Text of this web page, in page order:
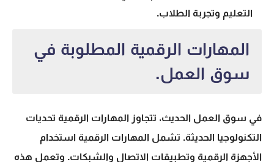
التعليم وتجربة الطلاب.
المهارات الرقمية المطلوبة في
سوق العمل.
في سوق العمل الحديث، تتجاوز المهارات الرقمية تحديات
التكنولوجيا الحديثة. تشمل المهارات الرقمية استخدام
الأجهزة الرقمية وتطبيقات الاتصال والشبكات. وتعمل هذه